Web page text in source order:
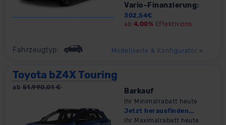
Vario-Finanzierung 2
302,54€
ab 4,00% Effektivzins
Fahrzeugtyp: Modellseite & Konfigurator »
Toyota bZ4X Touring
ab 51.990,01€ Barkauf
Ihr Minimalrabatt heute
Jetzt herausfinden...
Ihr Maximalrabatt heute